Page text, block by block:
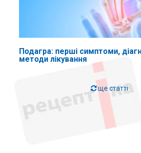
Подагра: перші симптоми,
методи лікування
ще статті